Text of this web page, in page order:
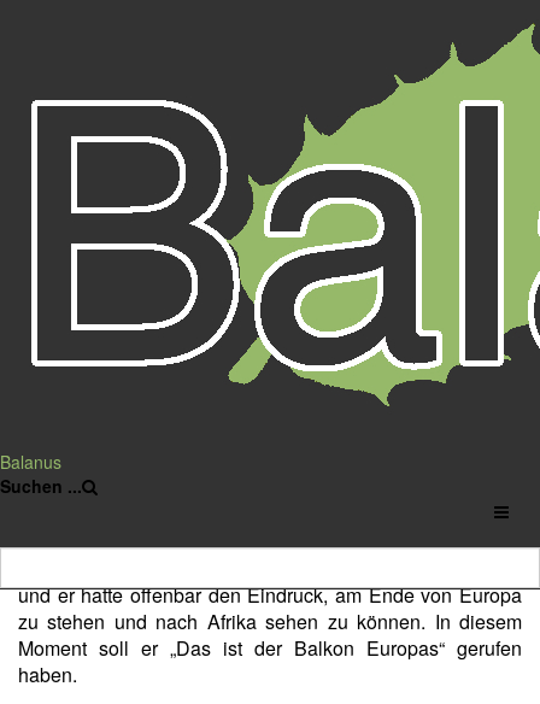
Balanus
Suchen ...
Das Zentrum von
Nerjabildet ein Platz am
Balcón de Europa
Aussichtsplattform, die
über einer alten Festung
erbaut wurde und ins Meer
hineinreicht. Es ist einer
der bekanntesten Plätze an
derCosta del Sol.
Der Name
1885 nach einem großen
Erdbeben im Jahr davor
und er hatte offenbar den Eindruck, am Ende von Europa
zu stehen und nach Afrika sehen zu können. In diesem
Moment soll er „Das ist der Balkon Europas“ gerufen
haben.